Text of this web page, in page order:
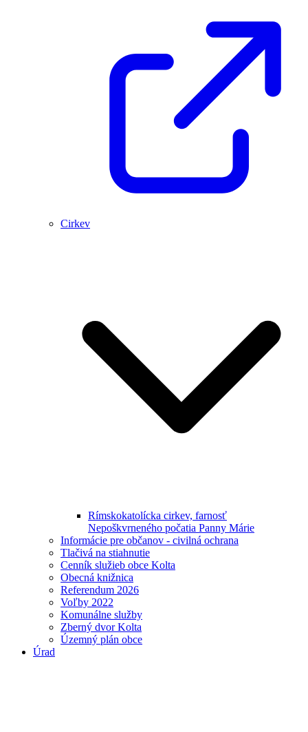
Cirkev
Rímskokatolícka cirkev, farnosť
Nepoškvrneného počatia Panny Márie
Informácie pre občanov - civilná ochrana
Tlačivá na stiahnutie
Cenník služieb obce Kolta
Obecná knižnica
Referendum 2026
Voľby 2022
Komunálne služby
Zberný dvor Kolta
Územný plán obce
Úrad